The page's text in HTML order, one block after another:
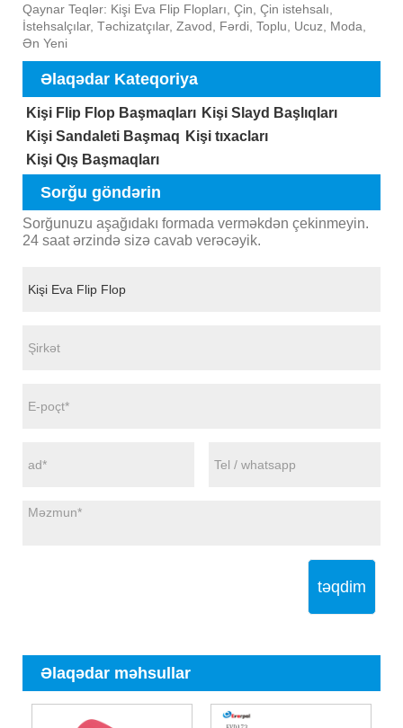
Qaynar Teqlər: Kişi Eva Flip Flopları, Çin, Çin istehsalı,
İstehsalçılar, Təchizatçılar, Zavod, Fərdi, Toplu, Ucuz, Moda,
Ən Yeni
Əlaqədar Kateqoriya
Kişi Flip Flop Başmaqları Kişi Slayd Başlıqları
Kişi Sandaleti Başmaq Kişi tıxacları
Kişi Qış Başmaqları
Sorğu göndərin
Sorğunuzu aşağıdakı formada verməkdən çekinmeyin.
24 saat ərzində sizə cavab verəcəyik.
təqdim
Əlaqədar məhsullar